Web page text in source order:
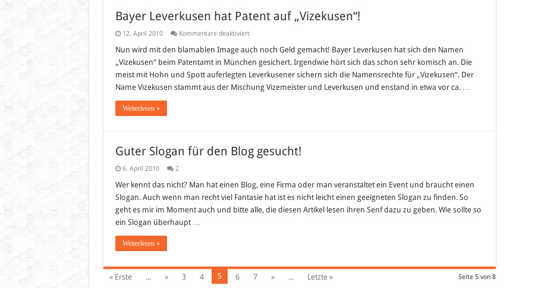
Bayer Leverkusen hat Patent auf „Vizekusen“!
12. April 2010 Kommentare deaktiviertfür
Leverkusen
Patent
auf
„Vizekusen“!
Nun wird mit den blamablen Image auch noch Geld gemacht! Bayer Leverkusen hat sich den Namen
„Vizekusen“ beim Patentamt in München gesichert. Irgendwie hört sich das schon sehr komisch an. Die
meist mit Hohn und Spott auferlegten Leverkusener sichern sich die Namensrechte für „Vizekusen“. Der
Name Vizekusen stammt aus der Mischung Vizemeister und Leverkusen und enstand in etwa vor ca. …
Weiterlesen »
Guter Slogan für den Blog gesucht!
6. April 2010 2
Wer kennt das nicht? Man hat einen Blog, eine Firma oder man veranstaltet ein Event und braucht einen
Slogan. Auch wenn man recht viel Fantasie hat ist es nicht leicht einen geeigneten Slogan zu finden. So
geht es mir im Moment auch und bitte alle, die diesen Artikel lesen ihren Senf dazu zu geben. Wie sollte so
ein Slogan überhaupt …
Weiterlesen »
Seite 5 von 8
« Erste ... « 3 4 5 6 7 » ... Letzte »